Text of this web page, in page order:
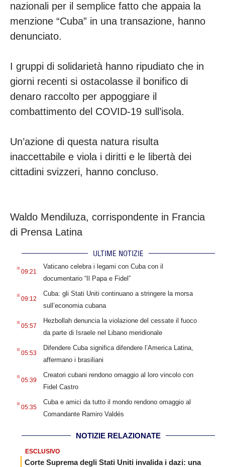
nazionali per il semplice fatto che appaia la
menzione “Cuba” in una transazione, hanno
denunciato.
I gruppi di solidarietà hanno ripudiato che in
giorni recenti si ostacolasse il bonifico di
denaro raccolto per appoggiare il
combattimento del COVID-19 sull’isola.
Un’azione di questa natura risulta
inaccettabile e viola i diritti e le libertà dei
cittadini svizzeri, hanno concluso.
Waldo Mendiluza, corrispondente in Francia
di Prensa Latina
ULTIME NOTIZIE
.09:21
Vaticano celebra i legami con Cuba con il
documentario “Il Papa e Fidel”
.09:12
Cuba: gli Stati Uniti continuano a stringere la morsa
sull’economia cubana
.05:57
Hezbollah denuncia la violazione del cessate il fuoco
da parte di Israele nel Libano meridionale
.05:53
Difendere Cuba significa difendere l’America Latina,
affermano i brasiliani
.05:39
Creatori cubani rendono omaggio al loro vincolo con
Fidel Castro
.05:35
Cuba e amici da tutto il mondo rendono omaggio al
Comandante Ramiro Valdés
NOTIZIE RELAZIONATE
ESCLUSIVO
Corte Suprema degli Stati Uniti invalida i dazi: una